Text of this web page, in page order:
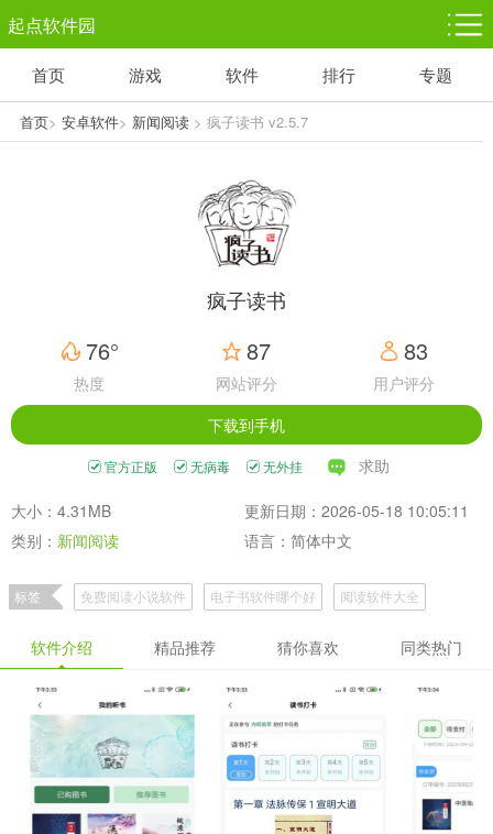
起点软件园
塔防游戏
1千+款游戏
休闲益智
1万+款游戏
体育竞技
5百+款游戏
3百+款游戏
首页 游戏 软件 排行 专题
首页> 安卓软件> 新闻阅读> 疯子读书 v2.5.7
疯子读书
76°
热度
87
网站评分
83
用户评分
下载到手机
官方正版 无病毒 无外挂 求助
大小：4.31MB
更新日期：2026-05-18 10:05:11
类别： 新闻阅读 语言：简体中文
标签 免费阅读小说软件 电子书软件哪个好
阅读软件大全
软件介绍 精品推荐 猜你喜欢 同类热门